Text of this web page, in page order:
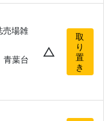
場雑
青葉台
△
取
り
置
き